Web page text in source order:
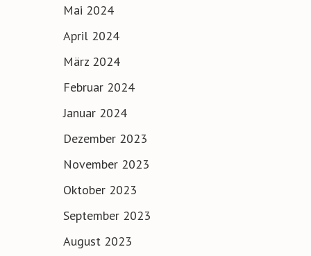
Mai 2024
April 2024
März 2024
Februar 2024
Januar 2024
Dezember 2023
November 2023
Oktober 2023
September 2023
August 2023